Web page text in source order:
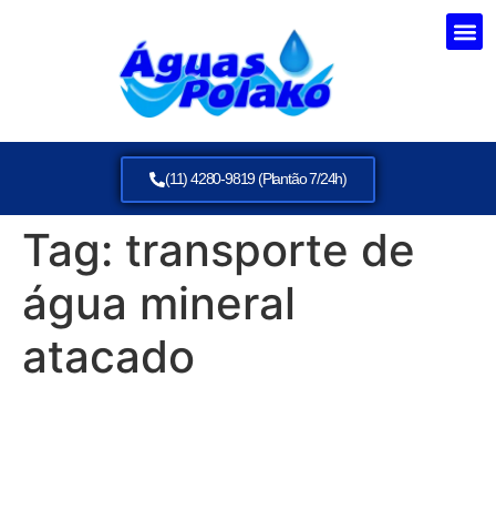
(11) 4280-9819 (Plantão 7/24h)
Tag: transporte de
água mineral
atacado